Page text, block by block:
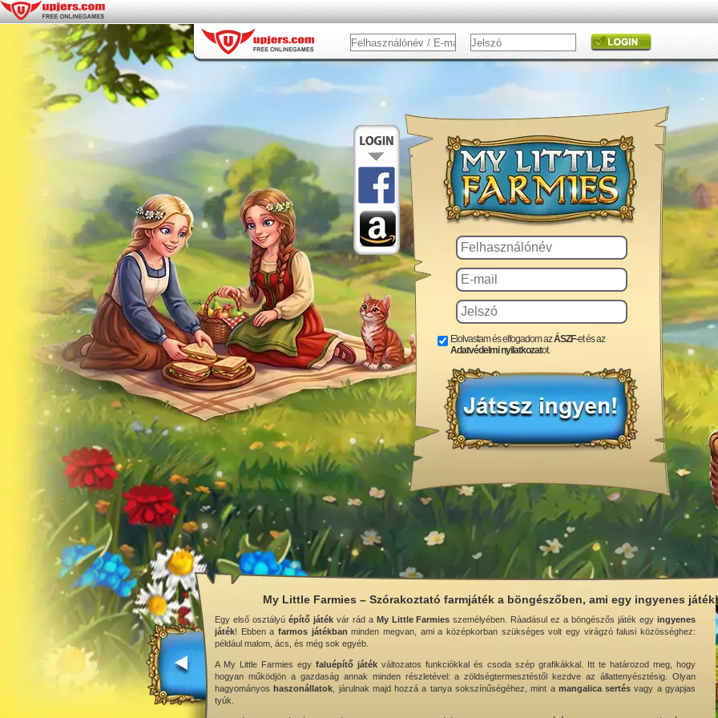
Elolvastam és elfogadom azÁSZF-et és az
Adatvédelmi nyilatkozatot.
My Little Farmies – Szórakoztató farmjáték a böngészőben, ami egy ingyenes játék!
Egy első osztályú építő játékvár rád a My Little Farmies személyében. Ráadásul ez a böngészős játék egyingyenes
játék! Ebben a farmos játékban minden megvan, ami a középkorban szükséges volt egy virágzó falusi közösséghez:
például malom, ács, és még sok egyéb.
A My Little Farmies egy faluépítő játék változatos funkciókkal és csoda szép grafikákkal. Itt te határozod meg, hogy
hogyan működjön a gazdaság annak minden részletével: a zöldségtermesztéstől kezdve az állattenyésztésig. Olyan
hagyományoshaszonállatok , járulnak majd hozzá a tanya sokszínűségéhez, mint a mangalica sertés vagy a gyapjas
tyúk.